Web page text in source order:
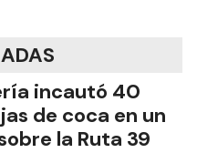
incautó 40
de coca en un
la Ruta 39